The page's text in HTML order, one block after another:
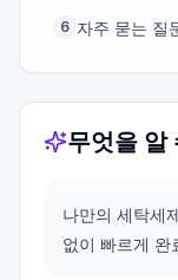
6 자주 묻는 질
무엇을 알
나만의 세탁세
없이 빠르게 완